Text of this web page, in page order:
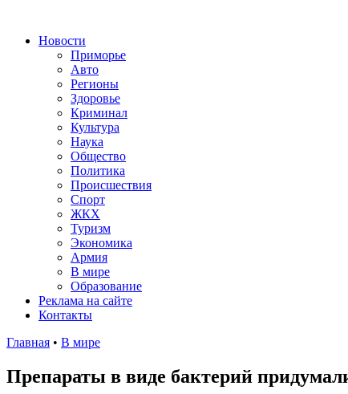
Новости
Приморье
Авто
Регионы
Здоровье
Криминал
Культура
Наука
Общество
Политика
Происшествия
Спорт
ЖКХ
Туризм
Экономика
Армия
В мире
Образование
Реклама на сайте
Контакты
Главная • В мире
Препараты в виде бактерий